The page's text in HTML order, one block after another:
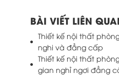
BÀI VIẾT LIÊN
Thiết kế nội thất
nghi và đẳng cấp
Thiết kế nội thất
gian nghỉ ngơi đẳng